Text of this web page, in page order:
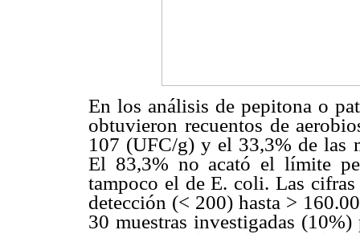
En los análisis de pepitona o
obtuvieron recuentos de
107 (UFC/g) y el 33,3% de las
El 83,3% no acató el límite
tampoco el de E. coli. Las
detección (< 200) hasta >
30 muestras investigadas